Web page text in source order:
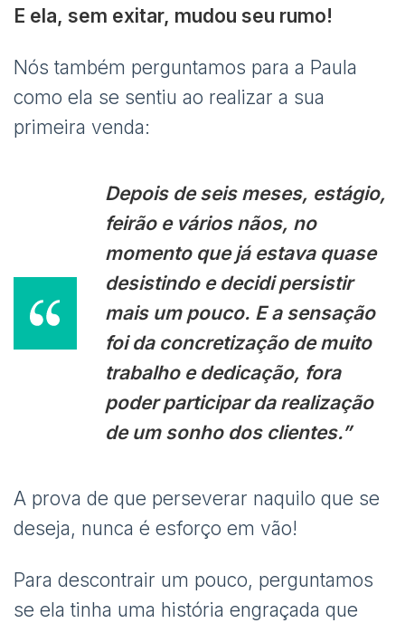
E ela, sem exitar, mudou seu rumo!
Nós também perguntamos para a Paula
como ela se sentiu ao realizar a sua
primeira venda:
Depois de seis meses, estágio,
feirão e vários nãos, no
momento que já estava quase
desistindo e decidi persistir
mais um pouco. E a sensação
foi da concretização de muito
trabalho e dedicação, fora
poder participar da realização
de um sonho dos clientes.”
A prova de que perseverar naquilo que se
deseja, nunca é esforço em vão!
Para descontrair um pouco, perguntamos
se ela tinha uma história engraçada que